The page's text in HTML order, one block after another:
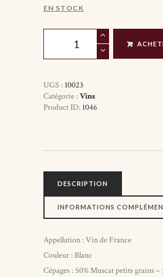
EN STOCK
Flagrant
UGS : 10023
Catégorie :Vins
Product ID: 1046
DESCRIPTION
INFORMATIONS
Appellation : Vin de France
Couleur : Blanc
Cépages : 50% Muscat petits grains –